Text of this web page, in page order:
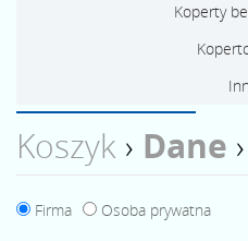
Koperty
Koszyk › Dane ›
Firma Osoba prywatna